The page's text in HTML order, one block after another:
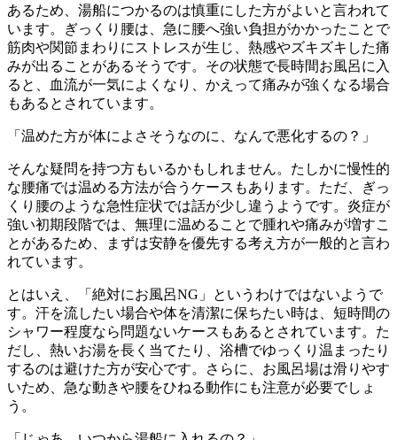
あるため、湯船につかるのは慎重にした方がよいと言われて
います。ぎっくり腰は、急に腰へ強い負担がかかったことで
筋肉や関節まわりにストレスが生じ、熱感やズキズキした痛
みが出ることがあるそうです。その状態で長時間お風呂に入
ると、血流が一気によくなり、かえって痛みが強くなる場合
もあるとされています。
「温めた方が体によさそうなのに、なんで悪化するの？」
そんな疑問を持つ方もいるかもしれません。たしかに慢性的
な腰痛では温める方法が合うケースもあります。ただ、ぎっ
くり腰のような急性症状では話が少し違うようです。炎症が
強い初期段階では、無理に温めることで腫れや痛みが増すこ
とがあるため、まずは安静を優先する考え方が一般的と言わ
れています。
とはいえ、「絶対にお風呂NG」というわけではないようで
す。汗を流したい場合や体を清潔に保ちたい時は、短時間の
シャワー程度なら問題ないケースもあるとされています。た
だし、熱いお湯を長く当てたり、浴槽でゆっくり温まったり
するのは避けた方が安心です。さらに、お風呂場は滑りやす
いため、急な動きや腰をひねる動作にも注意が必要でしょ
う。